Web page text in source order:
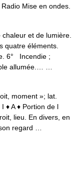
Mise en ondes.
et de lumière.
éléments.
6° Incendie ;
allumée.… …
moment »; lat.
♦ A ♦ Portion de l
lieu. En divers, en
regard …